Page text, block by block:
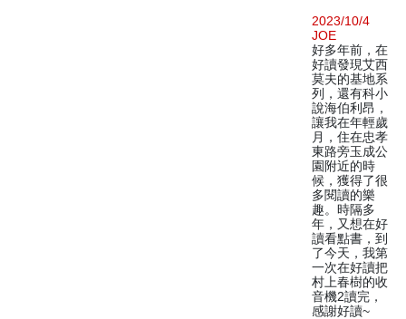
2023/10/4
JOE
好多年前，在
好讀發現艾西
莫夫的基地系
列，還有科小
說海伯利昂，
讓我在年輕歲
月，住在忠孝
東路旁玉成公
園附近的時
候，獲得了很
多閱讀的樂
趣。時隔多
年，又想在好
讀看點書，到
了今天，我第
一次在好讀把
村上春樹的收
音機2讀完，
感謝好讀~